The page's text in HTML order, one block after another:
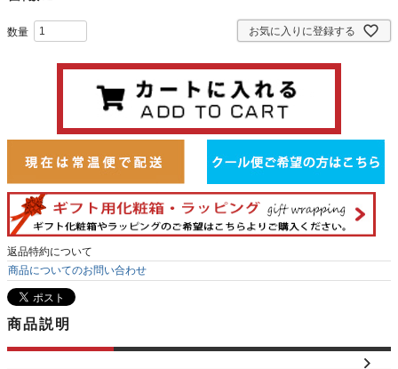
お気に入りに登録する
返品特約について
商品についてのお問い合わせ
商品説明